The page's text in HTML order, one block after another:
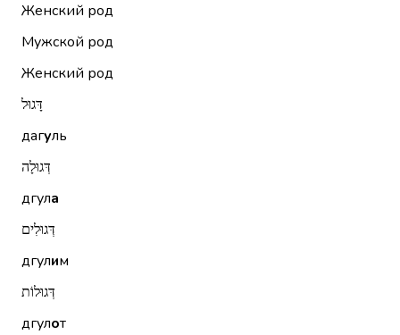
Женский род
Мужской род
Женский род
דָּגוּל
дагуль
דְּגוּלָה
дгула
דְּגוּלִים
дгулим
דְּגוּלוֹת
дгулот